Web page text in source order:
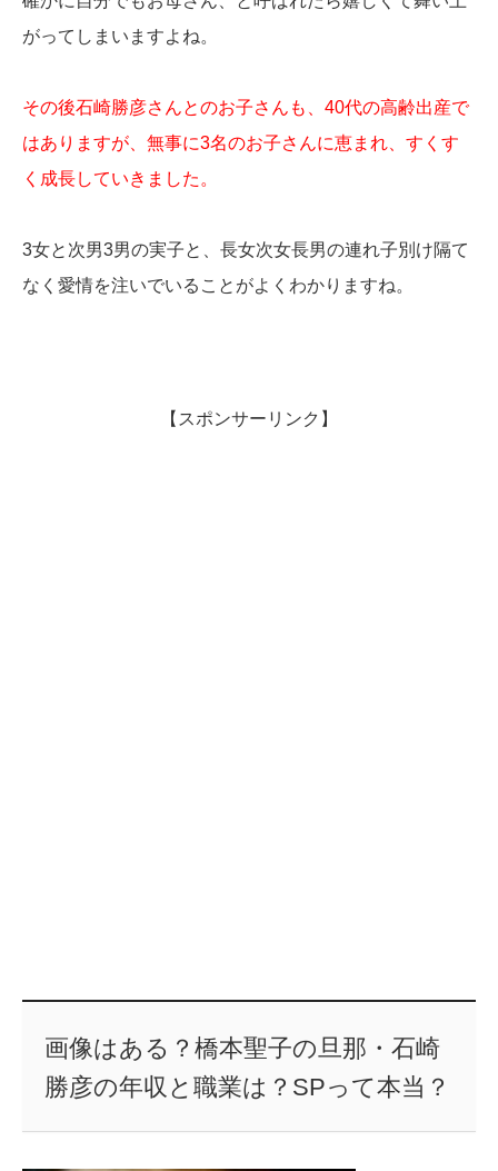
がってしまいますよね。
その後石崎勝彦さんとのお子さんも、40代の高齢出産で
はありますが、無事に3名のお子さんに恵まれ、すくす
く成長していきました。
3女と次男3男の実子と、長女次女長男の連れ子別け隔て
なく愛情を注いでいることがよくわかりますね。
【スポンサーリンク】
画像はある？橋本聖子の旦那・石崎
勝彦の年収と職業は？SPって本当？